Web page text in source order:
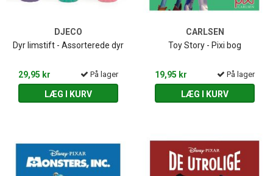
DJECO
Dyr limstift - Assorterede dyr
29,95 kr På lager
LÆG I KURV
CARLSEN
Toy Story - Pixi bog
19,95 kr På lager
LÆG I KURV